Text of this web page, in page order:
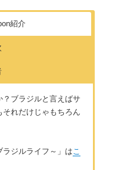
紹介
ブラジルと言えばサ
れだけじゃもちろん
ジルライフ～」はこ